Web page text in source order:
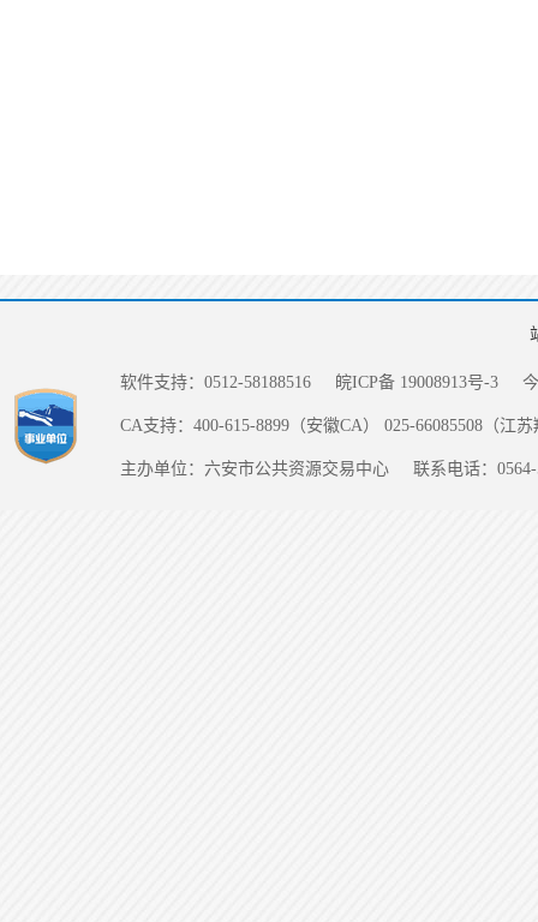
软件支持：0512-58188516 皖ICP备 19008913号-3
CA支持：400-615-8899（安徽CA） 025-66085508（江
主办单位：六安市公共资源交易中心 联系电话：0564-